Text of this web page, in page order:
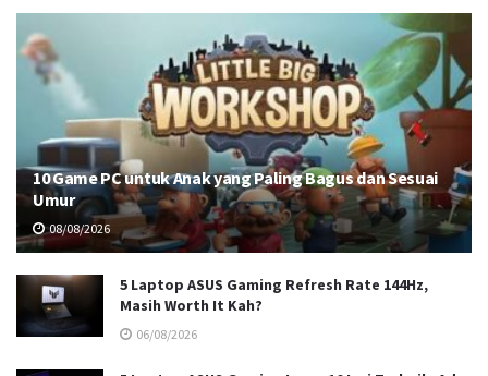
10 Game PC untuk Anak yang Paling Bagus dan Sesuai
Umur
08/08/2026
5 Laptop ASUS Gaming Refresh Rate 144Hz,
Masih Worth It Kah?
06/08/2026